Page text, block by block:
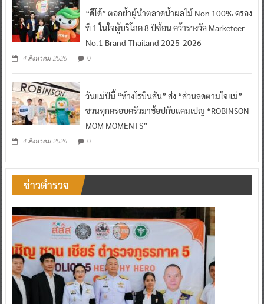
“ดีโด้” ตอกย้ำผู้นำตลาดน้ำผลไม้ Non 100% ครอง
ที่ 1 ในใจผู้บริโภค 8 ปีซ้อน คว้ารางวัล Marketeer
No.1 Brand Thailand 2025-2026
4 สิงหาคม 2026 0
วันแม่ปีนี้ “ห้างโรบินสัน” ส่ง “ส่วนลดตามใจแม่”
ชวนทุกครอบครัวมาช้อปกับแคมเปญ “ROBINSON
MOM MOMENTS”
4 สิงหาคม 2026 0
ข่าวตำรวจ